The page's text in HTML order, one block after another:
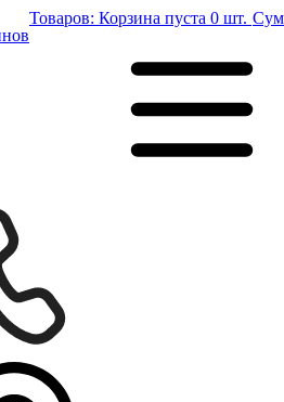
Товаров: Корзина пуста 0 шт.